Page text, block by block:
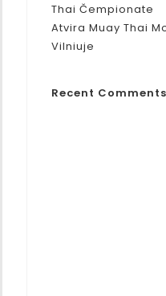
Thai Čempionate
Atvira Muay Thai
Vilniuje
Recent Comments